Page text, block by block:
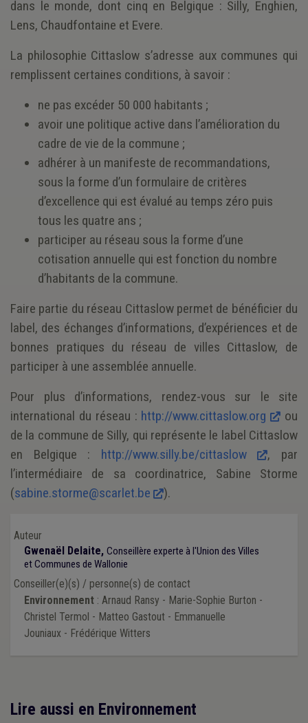
dans le monde, dont cinq en Belgique : Silly, Enghien,
Lens, Chaudfontaine et Evere.
La philosophie Cittaslow s’adresse aux communes qui
remplissent certaines conditions, à savoir :
ne pas excéder 50 000 habitants ;
avoir une politique active dans l’amélioration du
cadre de vie de la commune ;
adhérer à un manifeste de recommandations,
sous la forme d’un formulaire de critères
d’excellence qui est évalué au temps zéro puis
tous les quatre ans ;
participer au réseau sous la forme d’une
cotisation annuelle qui est fonction du nombre
d’habitants de la commune.
Faire partie du réseau Cittaslow permet de bénéficier du
label, des échanges d’informations, d’expériences et de
bonnes pratiques du réseau de villes Cittaslow, de
participer à une assemblée annuelle.
Pour plus d’informations, rendez-vous sur le site
international du réseau : http://www.cittaslow.org
ou
de la commune de Silly, qui représente le label Cittaslow
en Belgique : http://www.silly.be/cittaslow
, par
l’intermédiaire de sa coordinatrice, Sabine Storme
(sabine.storme@scarlet.be ).
Auteur
Gwenaël Delaite, Conseillère experte à l'Union des Villes
et Communes de Wallonie
Conseiller(e)(s) / personne(s) de contact
Environnement : Arnaud Ransy - Marie-Sophie Burton -
Christel Termol - Matteo Gastout - Emmanuelle
Jouniaux - Frédérique Witters
Lire aussi en Environnement